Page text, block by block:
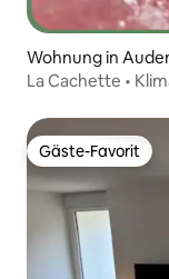
Wohnung in
La Cachette •
Gäste-Favorit
Gäste-Favorit